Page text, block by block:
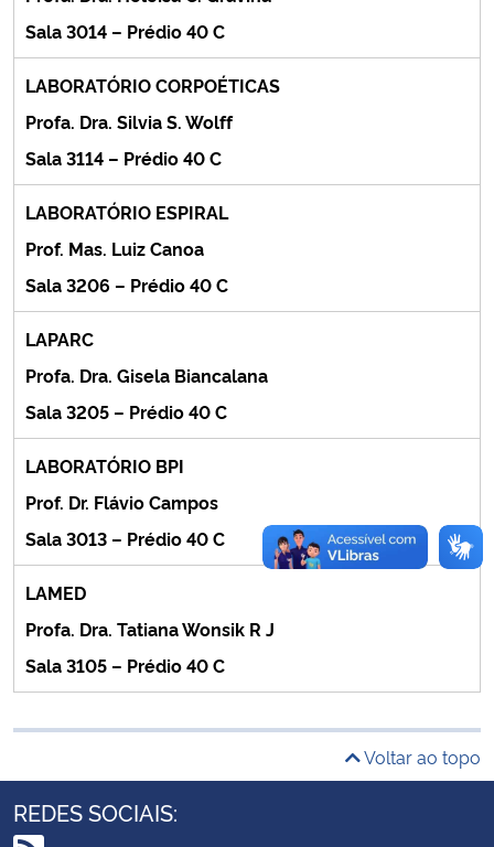
Ministério da Saúde
Ministério de Minas e Energia
Ministério do Meio Ambiente
Ministério do Turismo
Ministério do Desenvolvimento Regional
Secretaria-Geral
Secretaria de Governo
Gabinete de Segurança Institucional
Banco Central do Brasil
Planalto
Sala 3014 – Prédio 40 C
LABORATÓRIO CORPOÉTICAS
Profa. Dra. Silvia S. Wolff
Sala 3114 – Prédio 40 C
LABORATÓRIO ESPIRAL
Prof. Mas. Luiz Canoa
Sala 3206 – Prédio 40 C
LAPARC
Profa. Dra. Gisela Biancalana
Sala 3205 – Prédio 40 C
LABORATÓRIO BPI
Prof. Dr. Flávio Campos
Sala 3013 – Prédio 40 C
LAMED
Profa. Dra. Tatiana Wonsik R J
Sala 3105 – Prédio 40 C
Voltar ao topo
REDES SOCIAIS: